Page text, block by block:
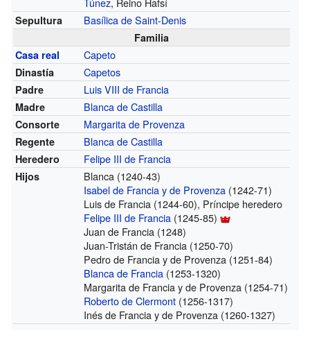
Sepultura Basílica de Saint-Denis
Familia
Casa real
Capeto
Dinastía Capetos
Padre Luis VIII de Francia
Madre Blanca de Castilla
Consorte Margarita de Provenza
Regente Blanca de Castilla
Heredero Felipe III de Francia
Hijos
Blanca (1240-43)
Isabel de Francia y de Provenza (1242-71)
Luis de Francia (1244-60), Príncipe heredero
Felipe III de Francia (1245-85)
Juan de Francia (1248)
Juan-Tristán de Francia (1250-70)
Pedro de Francia y de Provenza (1251-84)
Blanca de Francia (1253-1320)
Margarita de Francia y de Provenza (1254-71)
Roberto de Clermont (1256-1317)
Inés de Francia y de Provenza (1260-1327)